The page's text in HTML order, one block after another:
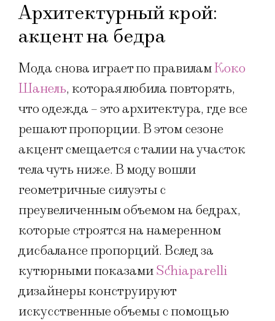
Архитектурный крой:
акцент на бедра
Мода снова играет по правиламКоко
Шанель, которая любила повторять,
что одежда – это архитектура, где все
решают пропорции. В этом сезоне
акцент смещается с талии на участок
тела чуть ниже. В моду вошли
геометричные силуэты с
преувеличенным объемом на бедрах,
которые строятся на намеренном
дисбалансе пропорций. Вслед за
кутюрными показамиSchiaparelli
дизайнеры конструируют
искусственные объемы с помощью